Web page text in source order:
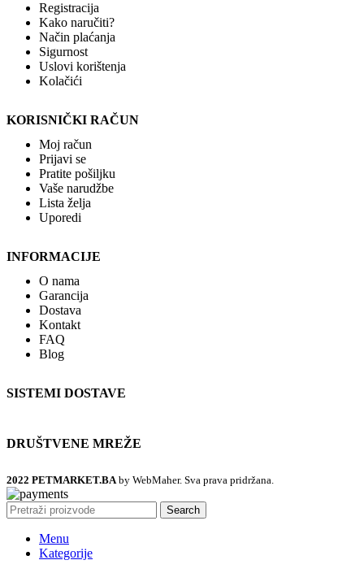
Registracija
Kako naručiti?
Način plaćanja
Sigurnost
Uslovi korištenja
Kolačići
KORISNIČKI RAČUN
Moj račun
Prijavi se
Pratite pošiljku
Vaše narudžbe
Lista želja
Uporedi
INFORMACIJE
O nama
Garancija
Dostava
Kontakt
FAQ
Blog
SISTEMI DOSTAVE
DRUŠTVENE MREŽE
2022 PETMARKET.BAby WebMaher. Sva prava pridržana.
Search
Menu
Kategorije